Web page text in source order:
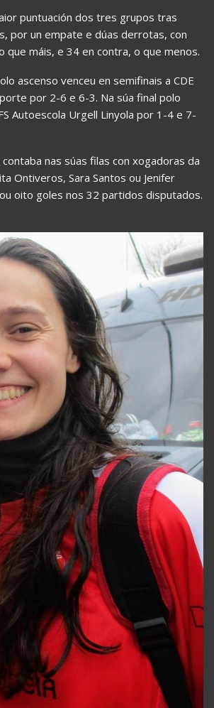
puntuación dos tres grupos tras
por un empate e dúas derrotas, con
que máis, e 34 en contra, o que menos.
ascenso venceu en semifinais a CDE
por 2-6 e 6-3. Na súa final polo
Autoescola Urgell Linyola por 1-4 e 7-
nas súas filas con xogadoras da
Ontiveros, Sara Santos ou Jenifer
oito goles nos 32 partidos disputados.